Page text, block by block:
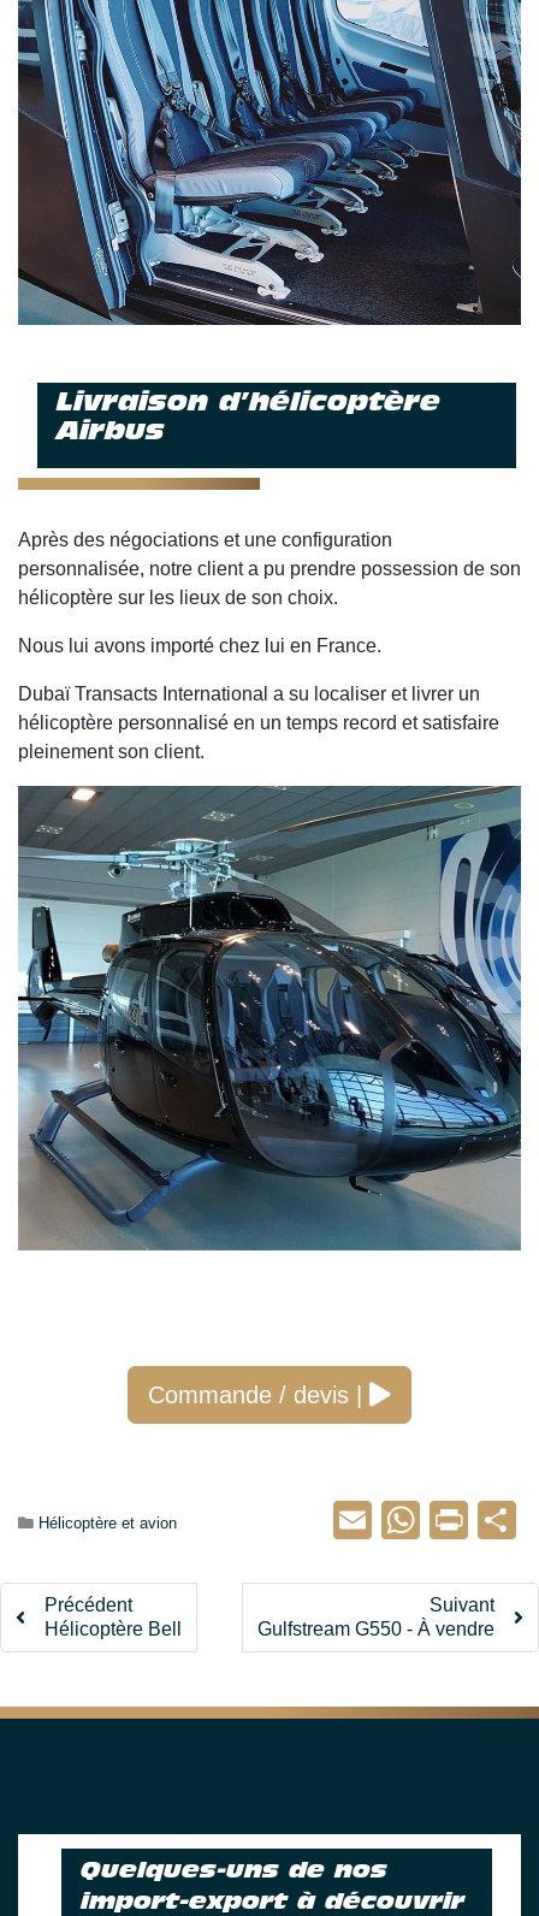
Livraison d’hélicoptère
Airbus
Après des négociations et une configuration
personnalisée, notre client a pu prendre possession de son
hélicoptère sur les lieux de son choix.
Nous lui avons importé chez lui en France.
Dubaï Transacts International a su localiser et livrer un
hélicoptère personnalisé en un temps record et satisfaire
pleinement son client.
Commande / devis |
Catégorie :
Hélicoptère et avion Email
Précédent
Hélicoptère Bell
Suivant
Gulfstream G550 - À vendre
Quelques-uns de nos
import-export à découvrir